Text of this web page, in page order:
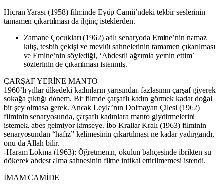
Hicran Yarası (1958) filminde Eyüp Camii’ndeki tekbir seslerinin
tamamen çıkartılması da ilginç isteklerden.
Zamane Çocukları (1962) adlı senaryoda Emine’nin namaz
kılış, tesbih çekişi ve mevlüt sahnelerinin tamamen çıkarılması
ve Emine’nin söylediği, ‘Abdestli ağzımla yemin ettim’
sözlerinin de çıkarılması istenmiş.
ÇARŞAF YERİNE MANTO
1960’lı yıllar ülkedeki kadınların yarısından fazlasının çarşaf giyerek
sokağa çıktığı dönem. Bir filmde çarşaflı kadın görmek kadar doğal
bir şey olmasa gerek. Ancak Leyla’nın Dolmayan Çilesi (1962)
filminin senaryosunda, çarşaflı kadınlara manto giydirmelerini
istemek, abes gelmiyor kimseye. İbo Krallar Kralı (1963) filminin
senaryosundan “hafız” kelimesinin çıkartılması ne kadar yadırgandı,
onu da Allah bilir.
-Haram Lokma (1963): Öğretmenin, okulun bahçesinde ibrikten su
dökerek abdest alma sahnesinin filme intikal ettirilmemesi istendi.
İMAM CAMİDE